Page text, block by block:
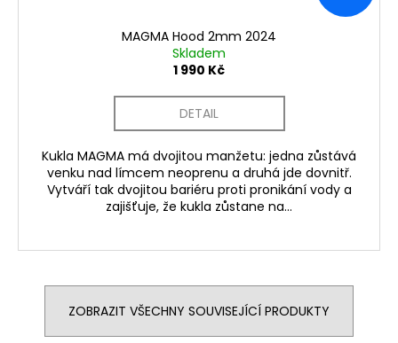
MAGMA Hood 2mm 2024
Skladem
1 990 Kč
DETAIL
Kukla MAGMA má dvojitou manžetu: jedna zůstává
venku nad límcem neoprenu a druhá jde dovnitř.
Vytváří tak dvojitou bariéru proti pronikání vody a
zajišťuje, že kukla zůstane na...
ZOBRAZIT VŠECHNY SOUVISEJÍCÍ PRODUKTY